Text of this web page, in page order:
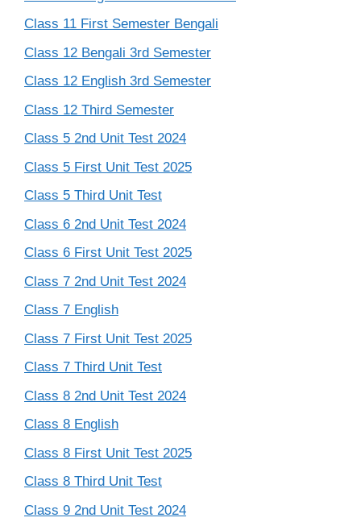
Class 11 First Semester Bengali
Class 12 Bengali 3rd Semester
Class 12 English 3rd Semester
Class 12 Third Semester
Class 5 2nd Unit Test 2024
Class 5 First Unit Test 2025
Class 5 Third Unit Test
Class 6 2nd Unit Test 2024
Class 6 First Unit Test 2025
Class 7 2nd Unit Test 2024
Class 7 English
Class 7 First Unit Test 2025
Class 7 Third Unit Test
Class 8 2nd Unit Test 2024
Class 8 English
Class 8 First Unit Test 2025
Class 8 Third Unit Test
Class 9 2nd Unit Test 2024